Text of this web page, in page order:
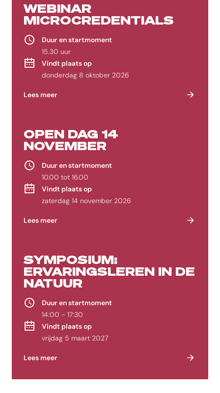
WEBINAR
MICROCREDENTIALS
Duur en startmoment
15.30 uur
Vindt plaats op
donderdag 8 oktober 2026
Lees meer
OPEN DAG 14
NOVEMBER
Duur en startmoment
10.00 tot 16.00
Vindt plaats op
zaterdag 14 november 2026
Lees meer
SYMPOSIUM:
ERVARINGSLEREN IN DE
NATUUR
Duur en startmoment
14:00 - 17:30
Vindt plaats op
vrijdag 5 maart 2027
Lees meer